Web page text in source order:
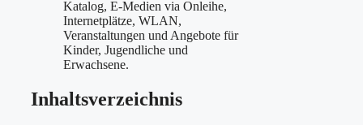
Katalog, E-Medien via Onleihe,
Internetplätze, WLAN,
Veranstaltungen und Angebote für
Kinder, Jugendliche und
Erwachsene.
Inhaltsverzeichnis